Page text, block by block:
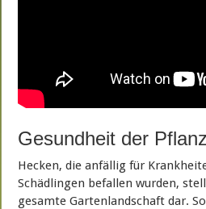
Gesundheit der
Hecken, die anfällig für
Schädlingen befallen wurden,
gesamte Gartenlandschaft dar.